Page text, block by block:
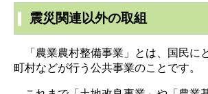
震災関連以外の取組
「農業農村整備事業」とは、国民に
町村などが行う公共事業のことです。